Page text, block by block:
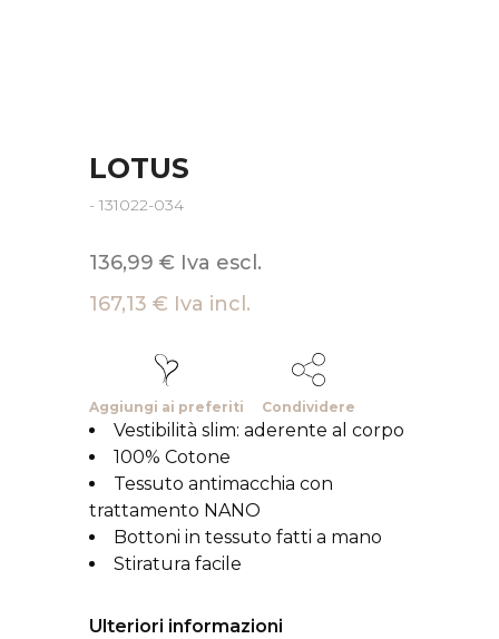
LOTUS
- 131022-034
136,99 € Iva escl.
167,13 € Iva incl.
Aggiungi ai preferiti Condividere
Vestibilità slim: aderente al corpo
100% Cotone
Tessuto antimacchia con
trattamento NANO
Bottoni in tessuto fatti a mano
Stiratura facile
Ulteriori informazioni